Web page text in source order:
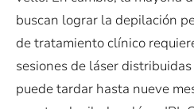
buscan lograr la depilación
de tratamiento clínico
sesiones de láser
puede tardar hasta nueve